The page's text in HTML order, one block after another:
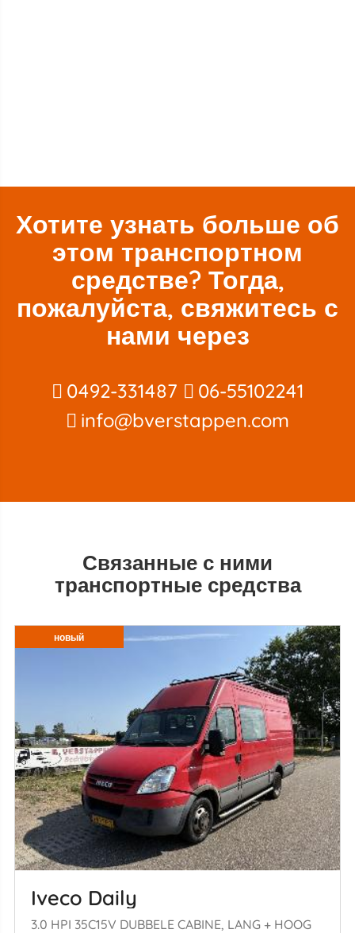
Хотите узнать больше об
этом транспортном
средстве? Тогда,
пожалуйста, свяжитесь с
нами через
0492-331487
06-55102241
info@bverstappen.com
Связанные с ними
транспортные средства
новый
Iveco Daily
3.0 HPI 35C15V DUBBELE CABINE, LANG + HOOG